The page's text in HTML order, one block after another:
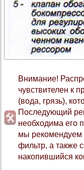
Внимание!
чувствителен к
(вода, грязь),
Последующий
необходима его
мы рекомендуем
фильтр, а также
накопившийся